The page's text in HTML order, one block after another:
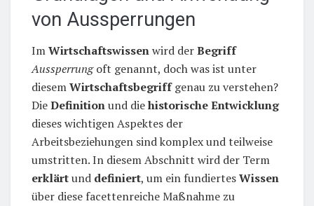
von Aussperrungen
ImWirtschaftswissenwird derBegriff
Aussperrungoft genannt, doch was ist unter
diesemWirtschaftsbegriffgenau zu verstehen?
DieDefinitionund diehistorische Entwicklung
dieses wichtigen Aspektes der
Arbeitsbeziehungen sind komplex und teilweise
umstritten. In diesem Abschnitt wird der Term
erklärtund definiert, um ein fundiertesWissen
über diese facettenreiche Maßnahme zu